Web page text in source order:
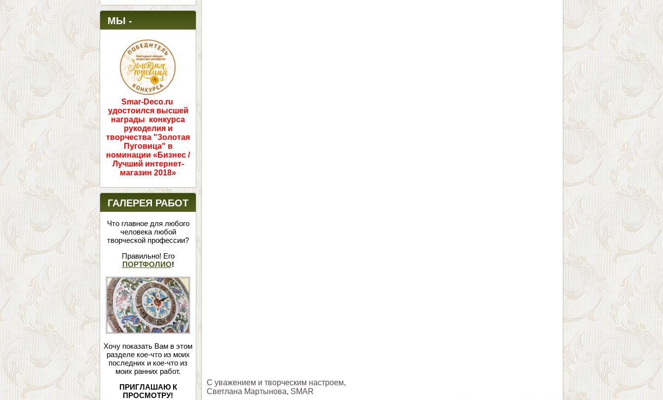
МЫ -
ПОБЕДИТЕЛИ!
Smar-Deco.ru
удостоился высшей
награды конкурса
рукоделия и
творчества "Золотая
Пуговица" в
номинации «Бизнес /
Лучший интернет-
магазин 2018»
ГАЛЕРЕЯ РАБОТ
Что главное для любого
человека любой
творческой профессии?
Правильно! Его
ПОРТФОЛИО!
Хочу показать Вам в этом
разделе кое-что из моих
последних и кое-что из
моих ранних работ.
ПРИГЛАШАЮ К
ПРОСМОТРУ!
С уважением и творческим настроем,
Светлана Мартынова, SMAR